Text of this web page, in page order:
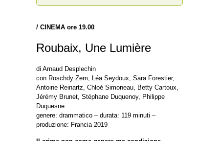
/ CINEMA ore 19.00
Roubaix, Une Lumière
di Arnaud Desplechin
con Roschdy Zem, Léa Seydoux, Sara Forestier,
Antoine Reinartz, Chloé Simoneau, Betty Cartoux,
Jérémy Brunet, Stéphane Duquenoy, Philippe
Duquesne
genere: drammatico – durata: 119 minuti –
produzione: Francia 2019